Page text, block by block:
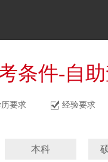
条件-自
要求 经验要求
本科
课程全面解析